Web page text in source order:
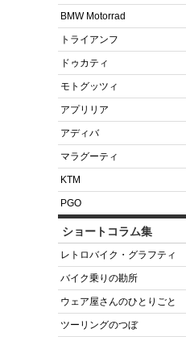
BMW Motorrad
トライアンフ
ドゥカティ
モトグッツィ
アプリリア
アディバ
マラグーティ
KTM
PGO
ショートコラム集
レトロバイク・グラフティ
バイク乗りの勘所
ウェア屋さんのひとりごと
ツーリングのつぼ